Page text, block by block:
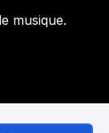
musique.